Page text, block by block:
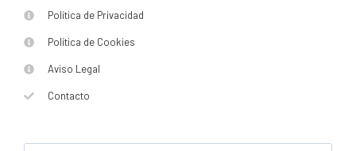
Política de Privacidad
Política de Cookies
Aviso Legal
Contacto